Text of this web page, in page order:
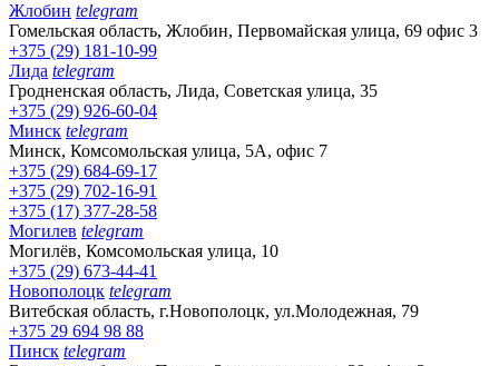
Жлобин telegram
Гомельская область, Жлобин, Первомайская улица, 69 офис 3
+375 (29) 181-10-99
Лида telegram
Гродненская область, Лида, Советская улица, 35
+375 (29) 926-60-04
Минск telegram
Минск, Комсомольская улица, 5А, офис 7
+375 (29) 684-69-17
+375 (29) 702-16-91
+375 (17) 377-28-58
Могилев telegram
Могилёв, Комсомольская улица, 10
+375 (29) 673-44-41
Новополоцк telegram
Витебская область, г.Новополоцк, ул.Молодежная, 79
+375 29 694 98 88
Пинск telegram